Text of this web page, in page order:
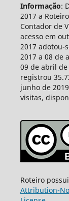
Informação:
2017 a
Contador de
acesso em
2017 adotou-
2017 a 08 de
09 de abril
registrou
junho de
visitas,
Roteiro
Attribution-